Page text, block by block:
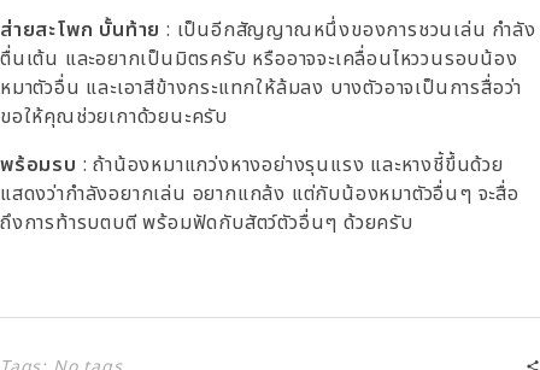
ส่ายสะโพก บั้นท้าย : เป็นอีกสัญญาณหนึ่งของการชวนเล่น กำลัง
ตื่นเต้น และอยากเป็นมิตรครับ หรืออาจจะเคลื่อนไหววนรอบน้อง
หมาตัวอื่น และเอาสีข้างกระแทกให้ล้มลง บางตัวอาจเป็นการสื่อว่า
ขอให้คุณช่วยเกาด้วยนะครับ
พร้อมรบ : ถ้าน้องหมาแกว่งหางอย่างรุนแรง และหางชี้ขึ้นด้วย
แสดงว่ากำลังอยากเล่น อยากแกล้ง แต่กับน้องหมาตัวอื่นๆ จะสื่อ
ถึงการท้ารบตบตี พร้อมฟัดกับสัตว์ตัวอื่นๆ ด้วยครับ